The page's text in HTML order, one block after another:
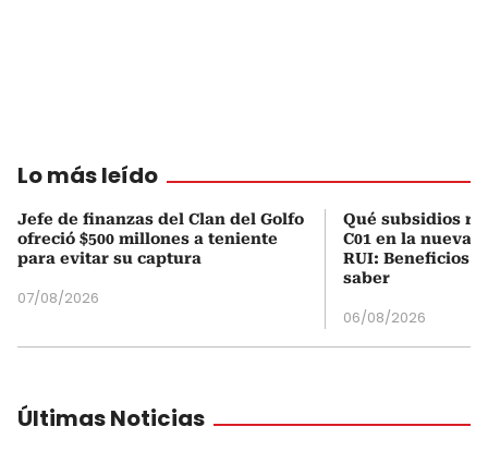
Lo más leído
Jefe de finanzas del Clan del Golfo
ofreció $500 millones a teniente
para evitar su captura
07/08/2026
Qué subsidios
C01 en la nueva
RUI: Beneficios
saber
06/08/2026
Últimas Noticias